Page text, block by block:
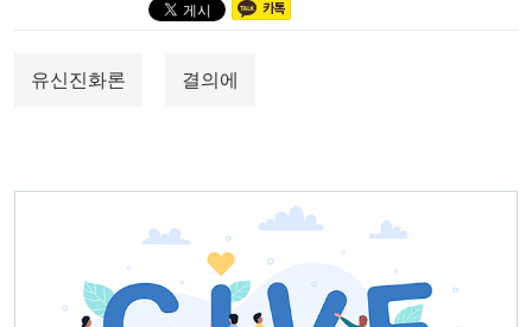
유신진화론 결의에